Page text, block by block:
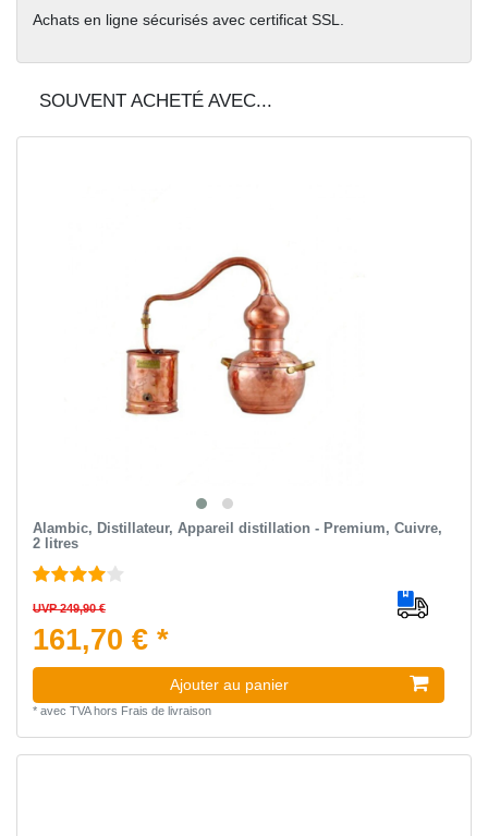
Achats en ligne sécurisés avec certificat SSL.
SOUVENT ACHETÉ AVEC...
Alambic, Distillateur, Appareil distillation - Premium, Cuivre,
2 litres
UVP 249,90 €
161,70 € *
Ajouter au panier
* avec TVAhors Frais de livraison